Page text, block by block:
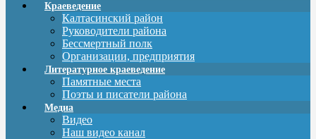
Краеведение
Калтасинский район
Руководители района
Бессмертный полк
Организации, предприятия
Литературное краеведение
Памятные места
Поэты и писатели района
Медиа
Видео
Наш видео канал